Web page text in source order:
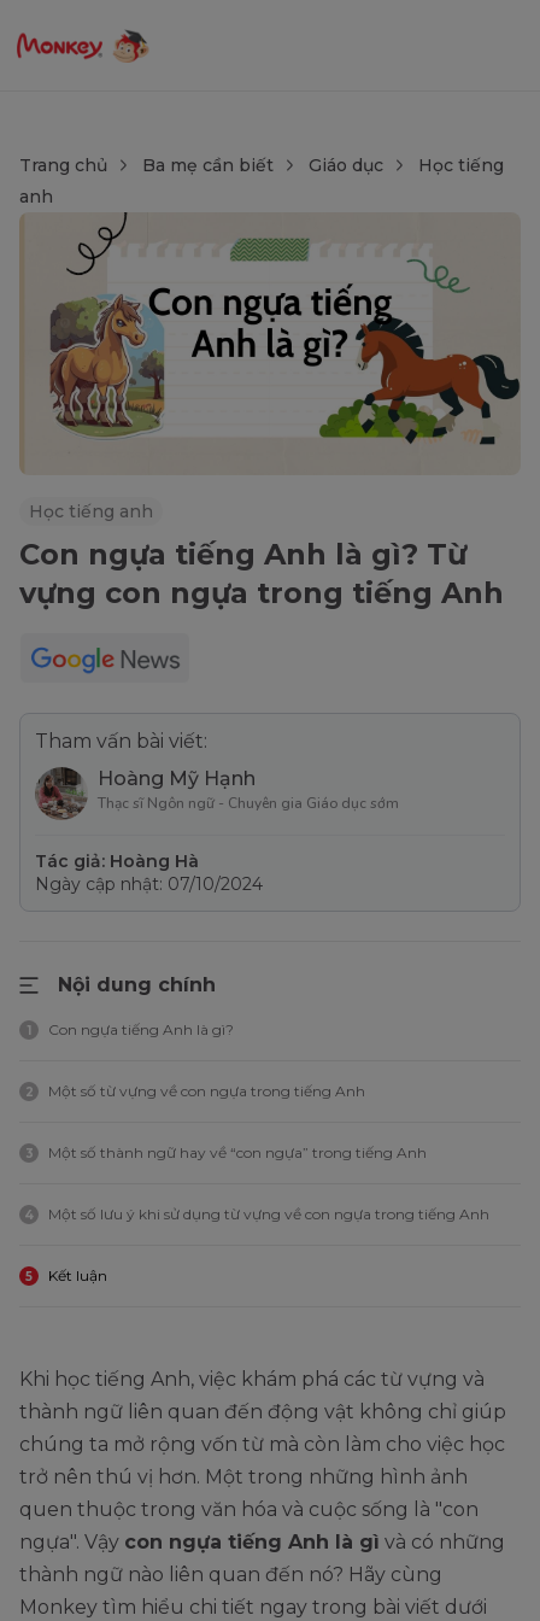
Trang chủ Ba mẹ cần biết Giáo dục
Học tiếng
anh
Học tiếng anh
Con ngựa tiếng Anh là gì? Từ
vựng con ngựa trong tiếng Anh
Tham vấn bài viết:
Hoàng Mỹ Hạnh
Thạc sĩ Ngôn ngữ - Chuyên gia Giáo dục sớm
Tác giả: Hoàng Hà
Ngày cập nhật: 07/10/2024
Nội dung chính
1 Con ngựa tiếng Anh là gì?
2 Một số từ vựng về con ngựa trong tiếng Anh
3 Một số thành ngữ hay về “con ngựa” trong tiếng Anh
4 Một số lưu ý khi sử dụng từ vựng về con ngựa trong tiếng Anh
5 Kết luận
Khi học tiếng Anh, việc khám phá các từ vựng và
thành ngữ liên quan đến động vật không chỉ giúp
chúng ta mở rộng vốn từ mà còn làm cho việc học
trở nên thú vị hơn. Một trong những hình ảnh
quen thuộc trong văn hóa và cuộc sống là "con
ngựa". Vậy con ngựa tiếng Anh là gì và có những
thành ngữ nào liên quan đến nó? Hãy cùng
Monkey tìm hiểu chi tiết ngay trong bài viết dưới